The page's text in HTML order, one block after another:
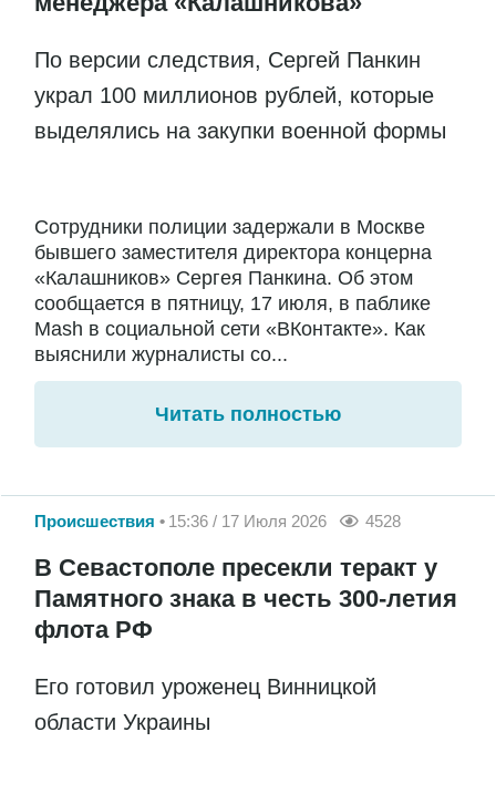
По версии следствия, Сергей Панкин
украл 100 миллионов рублей, которые
выделялись на закупки военной формы
Сотрудники полиции задержали в Москве
бывшего заместителя директора концерна
«Калашников» Сергея Панкина. Об этом
сообщается в пятницу, 17 июля, в паблике
Mash в социальной сети «ВКонтакте». Как
выяснили журналисты со...
Читать полностью
Происшествия 15:36 / 17 Июля 2026 4528
В Севастополе пресекли теракт у
Памятного знака в честь 300-летия
флота РФ
Его готовил уроженец Винницкой
области Украины